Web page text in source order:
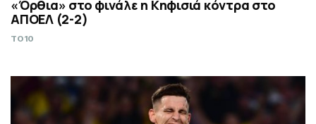
«Όρθια» στο φινάλε η Κηφισιά κόντρα στο
ΑΠΟΕΛ (2-2)
TO10